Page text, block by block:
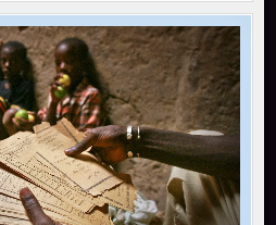
SCHNELL
IST
DIE
KI
GAR
NICHT